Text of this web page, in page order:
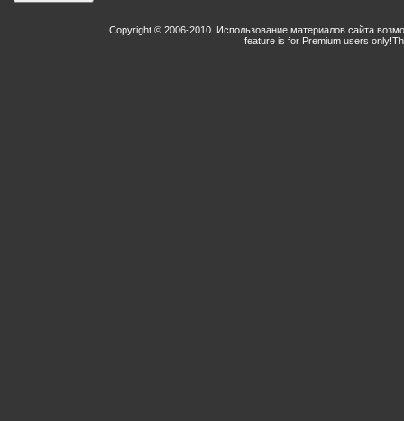
Copyright © 2006-2010. Использование материалов сайта
feature is for Premium users only!